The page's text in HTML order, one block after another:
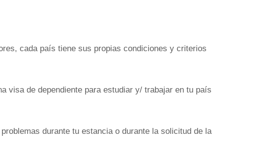
cada país tiene sus propias condiciones y criterios
visa de dependiente para estudiar y/ trabajar en tu país
durante tu estancia o durante la solicitud de la